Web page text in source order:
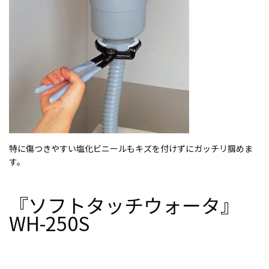
特に傷つきやすい塩化ビニールもキズを付けずにガッチリ掴めま
す。
『ソフトタッチウォータ』
WH-250S